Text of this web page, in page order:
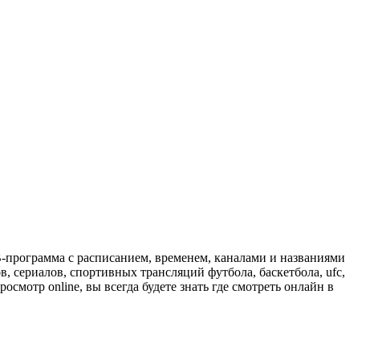
с расписанием, временем, каналами и названиями
спортивных трансляций футбола, баскетбола, ufc,
online, вы всегда будете знать где смотреть онлайн в